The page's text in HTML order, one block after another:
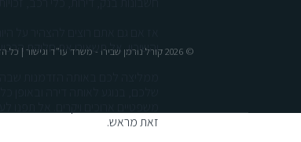
והשיכון, אל תשאירו את חלוקת
זאת מראש.
© 2026 קורל נורמן שבירו - משרד עו"ד וגישור | כל הזכויות שמורות